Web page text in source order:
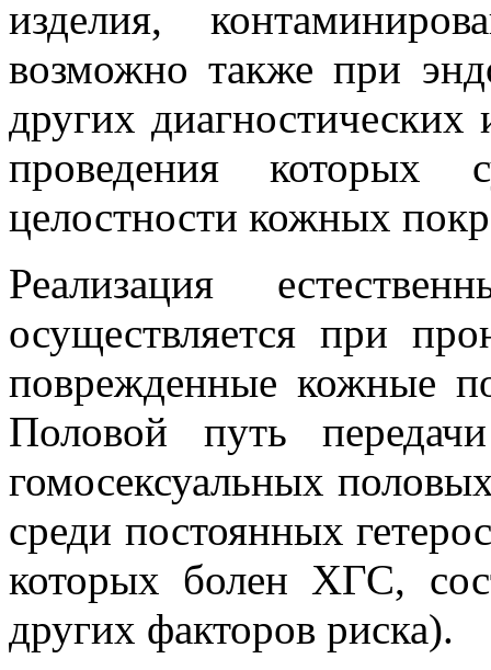
изделия,
возможно также при
других
проведения которых
целостности кожных
Реализация
осуществляется при
поврежденные кожные
Половой путь
гомосексуальных
среди постоянных
которых болен ХГС,
других факторов риска).